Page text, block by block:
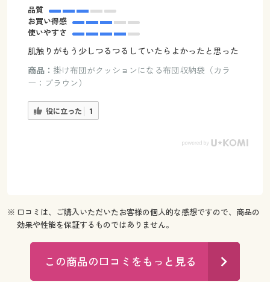
品質
お買い得感
使いやすさ
肌触りがもう少しつるつるしていたらよかったと思った
商品： 掛け布団がクッションになる布団収納袋（カラ
ー：ブラウン）
役に立った 1
※ 口コミは、ご購入いただいたお客様の個人的な感想ですので、商品の
効果や性能を保証するものではありません。
この商品の口コミをもっと見る